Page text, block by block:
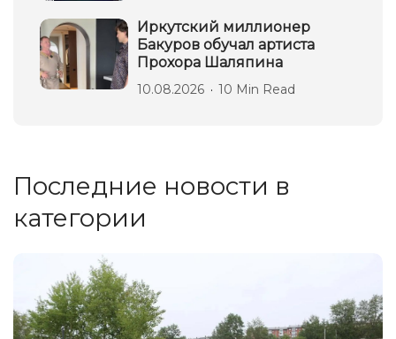
Иркутский миллионер
Бакуров обучал артиста
Прохора Шаляпина
10.08.2026 10 Min Read
Последние новости в
категории